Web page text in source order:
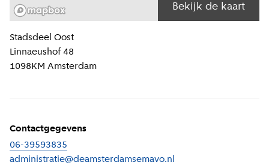
Bekijk de kaart
Locatiegegevens
Stadsdeel Oost
Linnaeushof 48
1098KM Amsterdam
Contactgegevens
06-39593835
administratie@deamsterdamsemavo.nl